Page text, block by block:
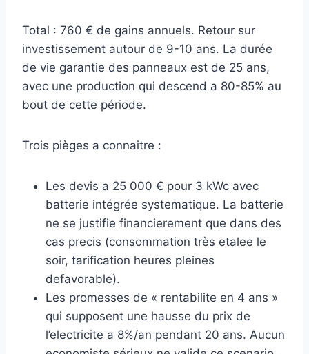
Total : 760 € de gains annuels. Retour sur
investissement autour de 9-10 ans. La durée
de vie garantie des panneaux est de 25 ans,
avec une production qui descend a 80-85% au
bout de cette période.
Trois pièges a connaitre :
Les devis a 25 000 € pour 3 kWc avec
batterie intégrée systematique. La batterie
ne se justifie financierement que dans des
cas precis (consommation très etalee le
soir, tarification heures pleines
defavorable).
Les promesses de « rentabilite en 4 ans »
qui supposent une hausse du prix de
l’electricite a 8%/an pendant 20 ans. Aucun